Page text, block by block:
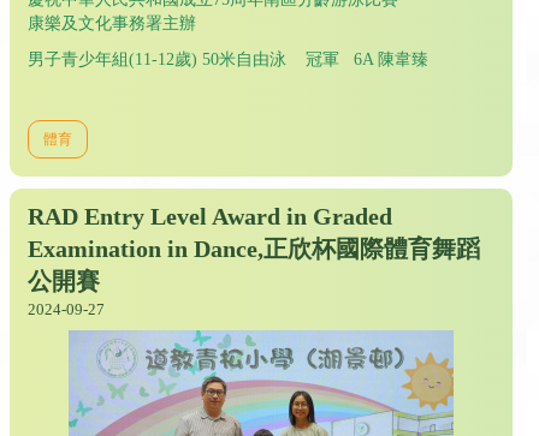
康樂及文化事務署主辦
男子青少年組(11-12歲) 50米自由泳 冠軍 6A 陳韋臻
體育
RAD Entry Level Award in Graded
Examination in Dance,正欣杯國際體育舞蹈
公開賽
2024-09-27